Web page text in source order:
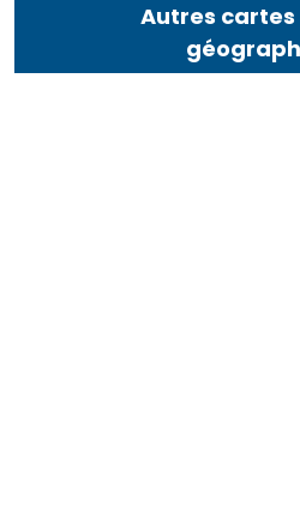
Autres